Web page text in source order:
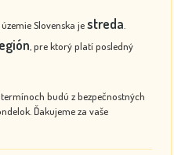
Slovenska jestreda
, pre ktorý platí posledný
budú z bezpečnostných
Ďakujeme za vaše